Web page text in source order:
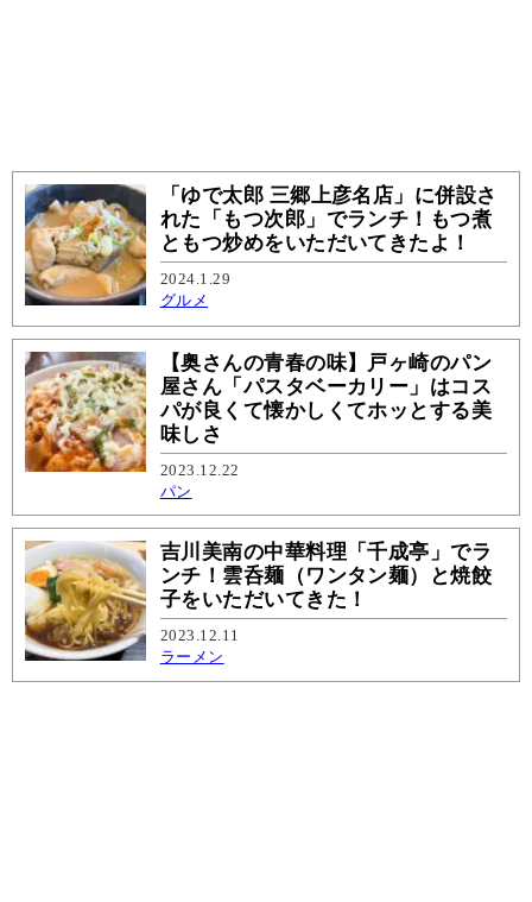
「ゆで太郎 三郷上彦名店」に併設さ
れた「もつ次郎」でランチ！もつ煮
ともつ炒めをいただいてきたよ！
2024.1.29
グルメ
【奥さんの青春の味】戸ヶ崎のパン
屋さん「パスタベーカリー」はコス
パが良くて懐かしくてホッとする美
味しさ
2023.12.22
パン
吉川美南の中華料理「千成亭」でラ
ンチ！雲呑麺（ワンタン麺）と焼餃
子をいただいてきた！
2023.12.11
ラーメン